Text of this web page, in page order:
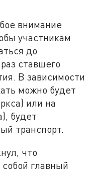
внимание
участникам
до
ставшего
В зависимости
можно будет
или на
будет
транспорт.
что
главный